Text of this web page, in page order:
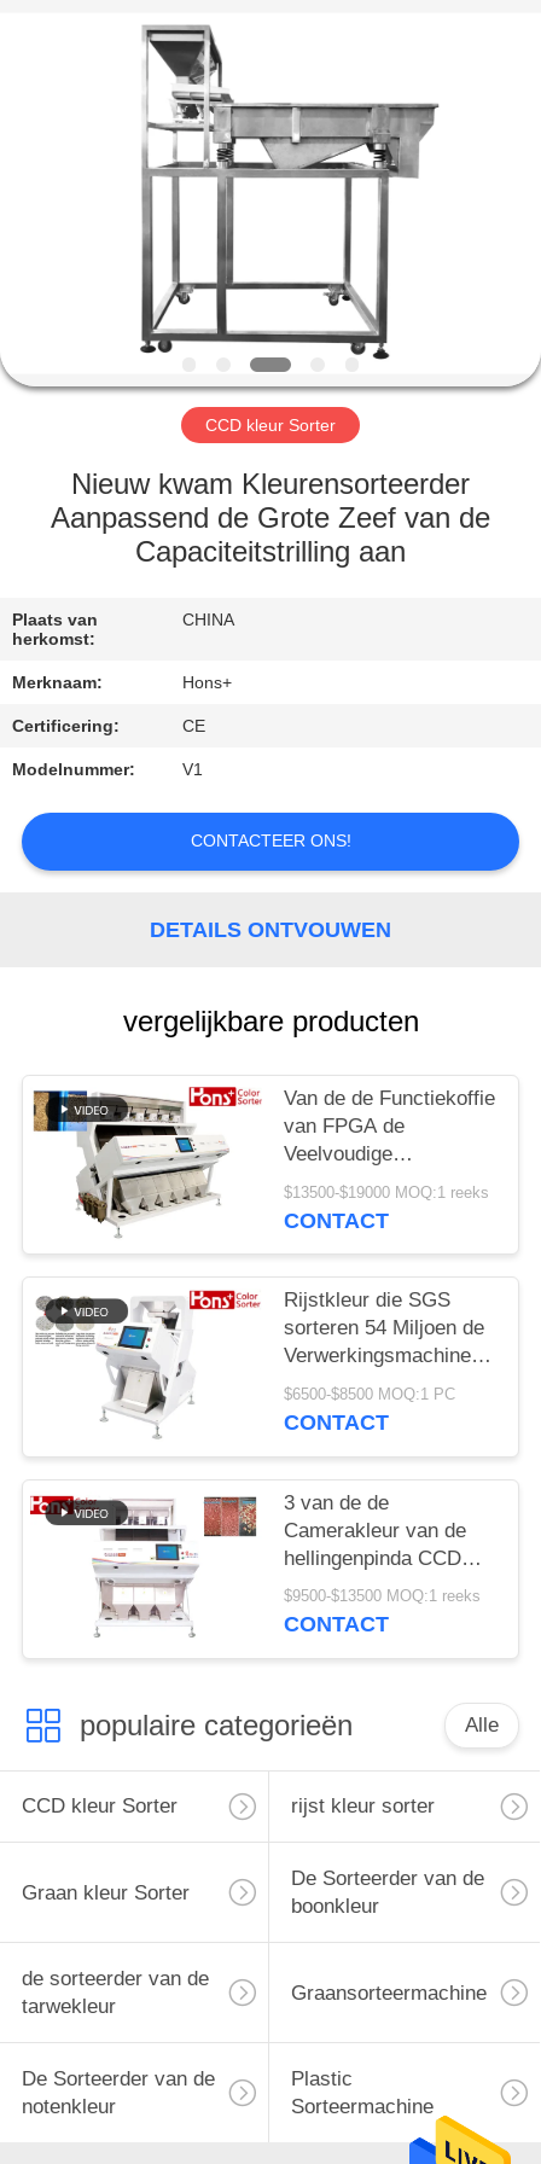
PRODUCTEN
ONGEVEER
FABRIEKSREIS
KWALITEITSCONTROLE
CONTACTEER
EEN
CITAAT
SITEMAP
CCD kleur Sorter
Nieuw kwam Kleurensorteerder
Aanpassend de Grote Zeef van de
Capaciteitstrilling aan
Plaats van
herkomst:
CHINA
Merknaam: Hons+
Certificering: CE
Modelnummer: V1
CONTACTEER ONS!
DETAILS ONTVOUWEN
vergelijkbare producten
Van de de Functiekoffie
van FPGA de
Veelvoudige
Sorteermachine van de
de Bonenkleur
$13500-$19000 MOQ:1 reeks
CONTACT
Rijstkleur die SGS
sorteren 54 Miljoen de
Verwerkingsmachine
van de Pixelseparator
$6500-$8500 MOQ:1 PC
CONTACT
3 van de de
Camerakleur van de
hellingenpinda CCD
van de de
Sorteerdersmachine de
$9500-$13500 MOQ:1 reeks
CONTACT
populaire categorieën Alle
CCD kleur Sorter rijst kleur sorter
Graan kleur Sorter
De Sorteerder van de
boonkleur
de sorteerder van de
tarwekleur
Graansorteermachine
De Sorteerder van de
notenkleur
Plastic
Sorteermachine